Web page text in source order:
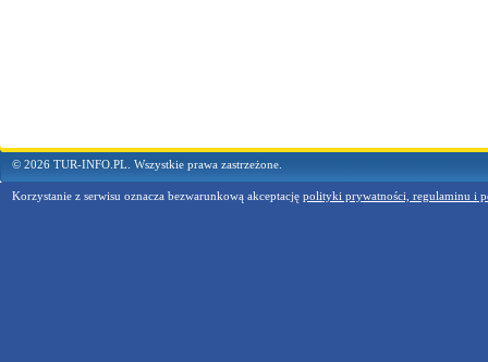
© 2026 TUR-INFO.PL. Wszystkie prawa zastrzeżone.
Korzystanie z serwisu oznacza bezwarunkową akceptację polityki prywatności, regulaminu i